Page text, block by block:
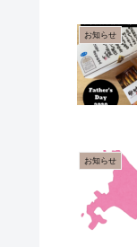
お知らせ
お知らせ